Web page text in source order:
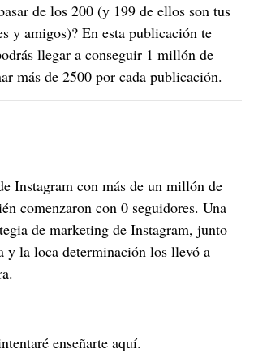
de los 200 (y 199 de ellos son tus
y amigos)? En esta publicación te
llegar a conseguir 1 millón de
más de 2500 por cada publicación.
Instagram con más de un millón de
comenzaron con 0 seguidores. Una
de marketing de Instagram, junto
y la loca determinación los llevó a
enseñarte aquí.